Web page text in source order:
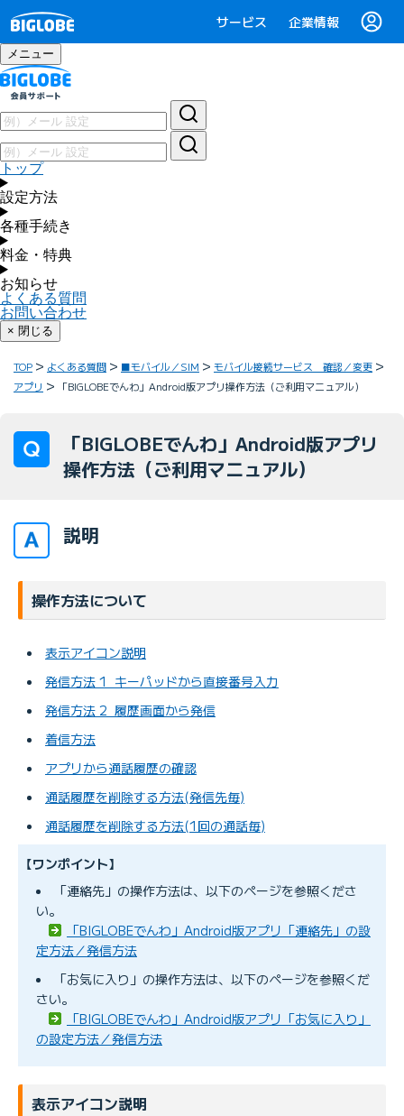
サービス 企業情報
メニュー
トップ
設定方法
各種手続き
料金・特典
お知らせ
よくある質問
お問い合わせ
× 閉じる
TOP よくある質問 ■モバイル／SIM
モバイル接続サービス 確認／変更
アプリ
「BIGLOBEでんわ」Android版アプリ操作方法（ご利用マニュアル）
「BIGLOBEでんわ」Android版アプリ
操作方法（ご利用マニュアル）
説明
操作方法について
表示アイコン説明
発信方法 1 キーパッドから直接番号入力
発信方法 2 履歴画面から発信
着信方法
アプリから通話履歴の確認
通話履歴を削除する方法(発信先毎)
通話履歴を削除する方法(1回の通話毎)
【ワンポイント】
「連絡先」の操作方法は、以下のページを参照くださ
い。
「BIGLOBEでんわ」Android版アプリ「連絡先」の設
定方法／発信方法
「お気に入り」の操作方法は、以下のページを参照くだ
さい。
「BIGLOBEでんわ」Android版アプリ「お気に入り」
の設定方法／発信方法
表示アイコン説明